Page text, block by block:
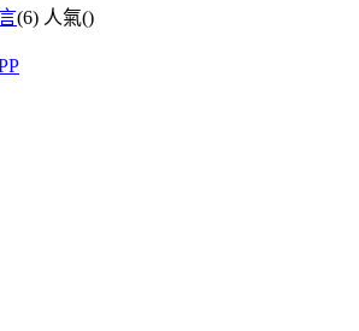
(6) 人氣()